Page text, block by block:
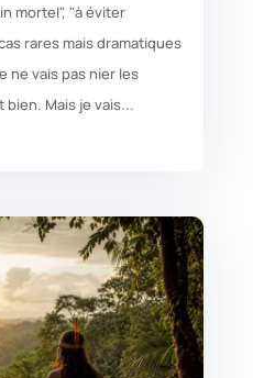
mortel", "à éviter
rares mais dramatiques
ne vais pas nier les
Mais je vais...